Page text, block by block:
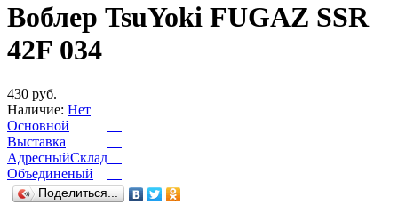
Воблер TsuYoki FUGAZ SSR
42F 034
430 руб.
Наличие: Нет
Основной
Выставка
АдресныйСклад
Объединеный
Поделиться...